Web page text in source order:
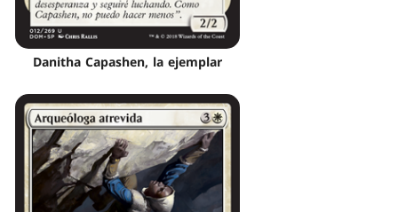
Danitha Capashen, la ejemplar